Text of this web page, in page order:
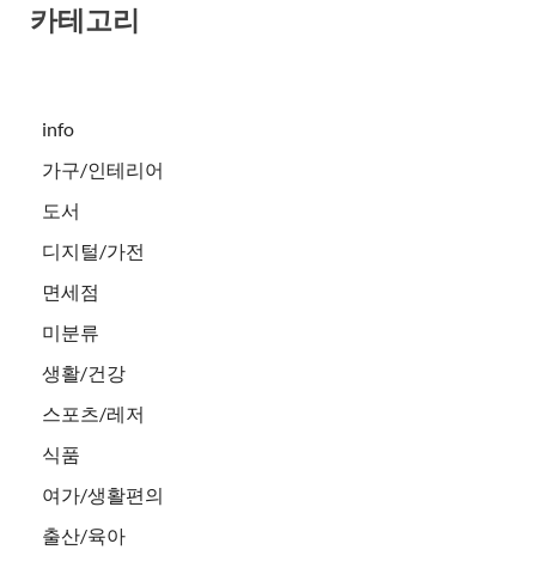
카테고리
info
가구/인테리어
도서
디지털/가전
면세점
미분류
생활/건강
스포츠/레저
식품
여가/생활편의
출산/육아